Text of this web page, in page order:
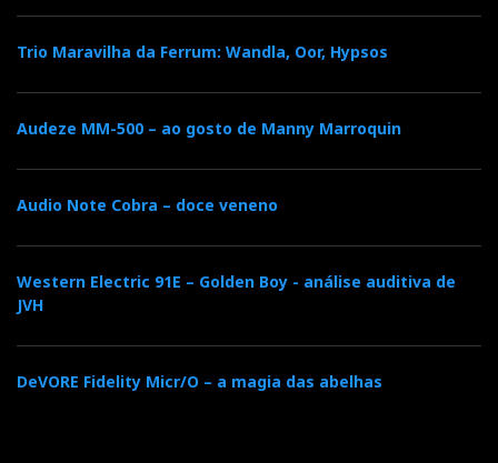
Trio Maravilha da Ferrum: Wandla, Oor, Hypsos
Audeze MM-500 – ao gosto de Manny Marroquin
Audio Note Cobra – doce veneno
Western Electric 91E – Golden Boy - análise auditiva de
JVH
DeVORE Fidelity Micr/O – a magia das abelhas